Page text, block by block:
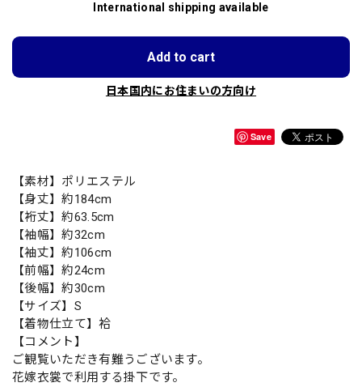
International shipping available
Add to cart
日本国内にお住まいの方向け
Save
【素材】ポリエステル
【身丈】約184cm
【裄丈】約63.5cm
【袖幅】約32cm
【袖丈】約106cm
【前幅】約24cm
【後幅】約30cm
【サイズ】S
【着物仕立て】袷
【コメント】
ご観覧いただき有難うございます。
花嫁衣裳で利用する掛下です。